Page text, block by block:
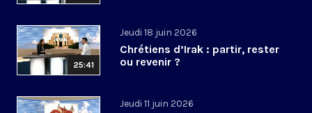
25:41
Jeudi 18 juin 2026
Chrétiens d’Irak : partir, rester
ou revenir ?
Jeudi 11 juin 2026